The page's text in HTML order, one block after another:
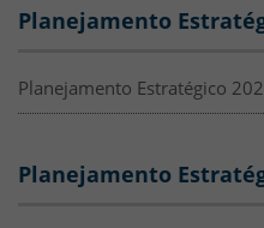
Planejamento
Planejamento Estratégico
Planejamento